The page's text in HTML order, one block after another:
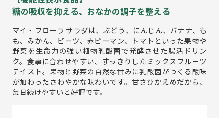
糖の吸収を抑える、おなかの調子を整える
マイ・フローラ サラダは、ぶどう、にんじん、バナナ、も
も、みかん、ビーツ、赤ピーマン、トマトといった果物や
野菜を生命力の強い植物乳酸菌で発酵させた腸活ドリン
ク。食事に合わせやすい、すっきりしたミックスフルーツ
テイスト。果物と野菜の自然な甘みに乳酸菌がつくる酸味
が加わったさわやかな味わいです。甘さひかえめだから、
毎日続けやすいと好評です。